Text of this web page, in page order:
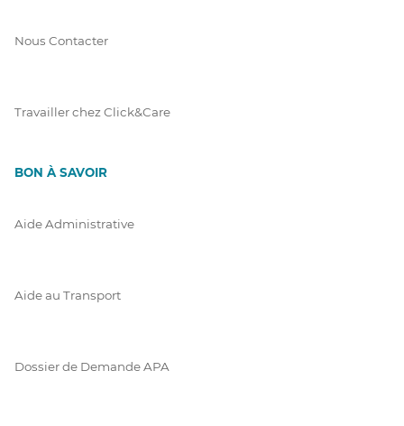
Nous Contacter
Travailler chez Click&Care
BON À SAVOIR
Aide Administrative
Aide au Transport
Dossier de Demande APA